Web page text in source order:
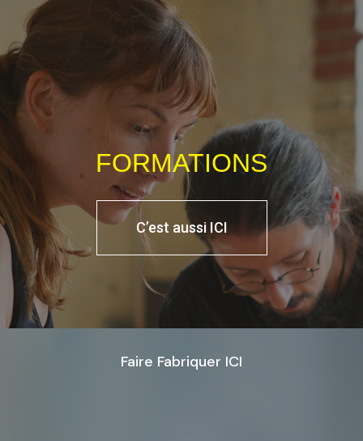
FORMATIONS
C’est aussi ICI
Faire Fabriquer ICI